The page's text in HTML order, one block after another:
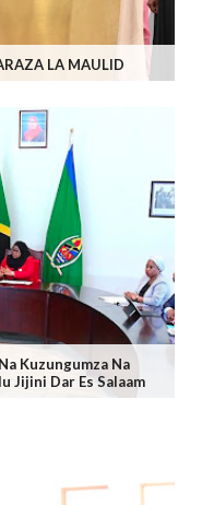
LA MAULID
Kuzungumza Na
Jijini Dar Es Salaam